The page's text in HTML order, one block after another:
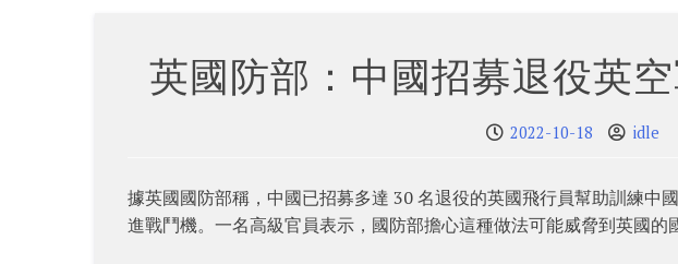
英國防部：中國招募退役英
2022-10-18 idle
據英國國防部稱，中國已招募多達 30 名退役的英國飛行員幫助訓練中
進戰鬥機。一名高級官員表示，國防部擔心這種做法可能威脅到英國的